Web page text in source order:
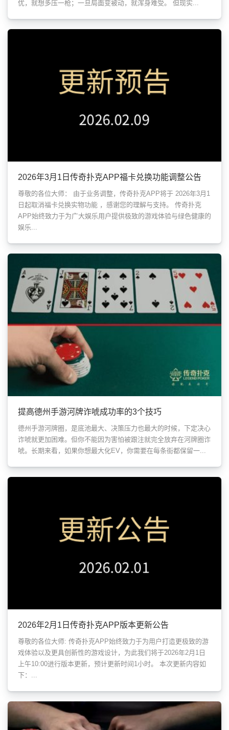
优，就想多压一枪；一旦局面变被动，就浑身难受。 但现实...
2026年3月1日传奇扑克APP福卡兑换功能调整公告
尊敬的各位大师： 由于业务调整，传奇扑克APP将于 2026年3月1
日起取消福卡兑换实物功能 ，感谢您的理解与支持。 传奇扑克
APP始终致力于为广大娱乐用户提供极致的游戏体验与绿色健康的
娱乐...
提高德州手游河牌诈唬成功率的3个技巧
德州手游河牌圈，是底池最大、决策压力也最大的时候，下定决心
诈唬就更加困难。但你不能因为害怕被跟注就完全放弃在河牌圈诈
唬。长期来看，如果你想最大化EV，你需要在每条街都保留一...
2026年2月1日传奇扑克APP版本更新公告
尊敬的各位大师: 传奇扑克APP始终致力于为用户打造更极致的游
戏体验以及更具创新性的游戏设计，为此我们将于2026年2月1日
上午10:00进行版本更新，预计更新时间1小时。 本次更新内容如
下：...